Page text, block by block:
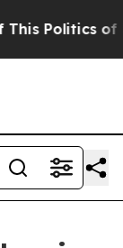
Politics of